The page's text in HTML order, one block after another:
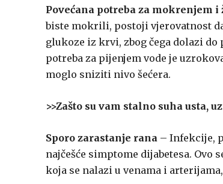
Povećana potreba za mokrenjem i
biste mokrili, postoji vjerovatnost
glukoze iz krvi, zbog čega dolazi
potreba za pijenjem vode je
moglo sniziti nivo šećera.
>>Zašto su vam stalno suha usta,
Sporo zarastanje rana – Infekcije,
najčešće simptome dijabetesa. Ovo
koja se nalazi u venama i